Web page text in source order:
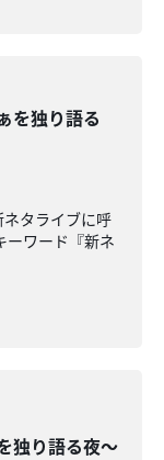
を独り語る
タライブに呼
ーワード『新ネ
独り語る夜〜